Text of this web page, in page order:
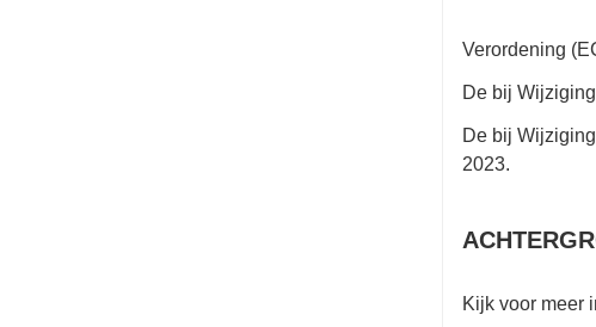
Verordening
De bij
De bij
2023.
Kijk voor meer